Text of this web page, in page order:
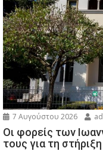
7 Αυγούστου 2026
Οι φορείς των
τους για τη